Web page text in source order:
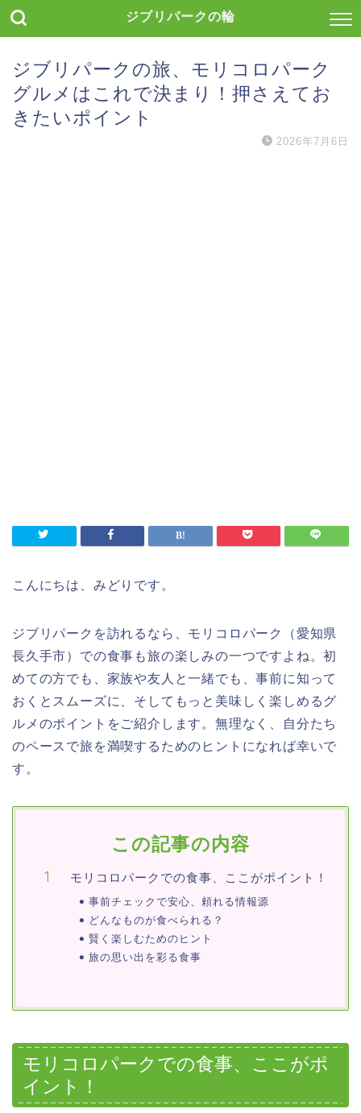
ジブリパークの輪
ジブリパークの旅、モリコロパーク
グルメはこれで決まり！押さえてお
きたいポイント
2026年7月6日
こんにちは、みどりです。
ジブリパークを訪れるなら、モリコロパーク（愛知県
長久手市）での食事も旅の楽しみの一つですよね。初
めての方でも、家族や友人と一緒でも、事前に知って
おくとスムーズに、そしてもっと美味しく楽しめるグ
ルメのポイントをご紹介します。無理なく、自分たち
のペースで旅を満喫するためのヒントになれば幸いで
す。
この記事の内容
モリコロパークでの食事、ここがポイント！
事前チェックで安心、頼れる情報源
どんなものが食べられる？
賢く楽しむためのヒント
旅の思い出を彩る食事
モリコロパークでの食事、ここがポ
イント！